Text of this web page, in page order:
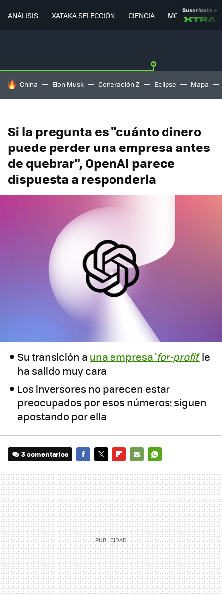
ANÁLISIS XATAKA SELECCIÓN CIENCIA MOVILIDAD
Suscríbete a
HOY SE HABLA DE
China Elon Musk Generación Z Eclipse Mapa
Si la pregunta es "cuánto dinero
puede perder una empresa antes
de quebrar", OpenAI parece
dispuesta a responderla
Su transición a una empresa 'for-profit'le
ha salido muy cara
Los inversores no parecen estar
preocupados por esos números: siguen
apostando por ella
3 comentarios
MAIL